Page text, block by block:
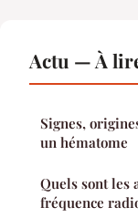
Actu — À
Signes,
un hématome
Quels sont les
fréquence